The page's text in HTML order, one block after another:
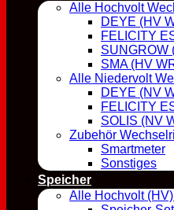
Alle Hochvolt
DEYE (HV
FELICITY
SUNGROW
SMA (HV
Alle Niedervolt
DEYE (NV
FELICITY
SOLIS (NV
Zubehör
Smartmeter
Sonstiges
Speicher
Alle Hochvolt